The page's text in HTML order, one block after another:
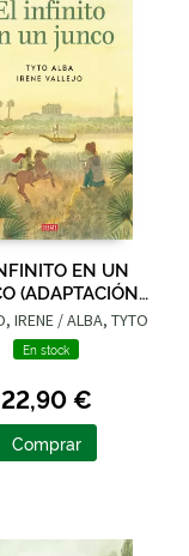
EN UN
(ADAPTACIÓN
GRÁFICA)
IRENE / ALBA, TYTO
En stock
22,90 €
Comprar